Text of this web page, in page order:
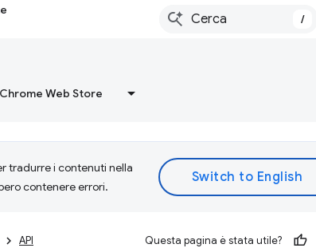
/
Chrome Web Store
tradurre i contenuti nella
contenere errori.
API Questa pagina è stata utile?